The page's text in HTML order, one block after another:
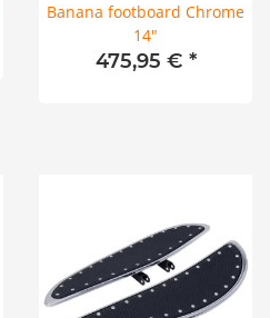
Banana footboard Chrome
14"
475,95 € *